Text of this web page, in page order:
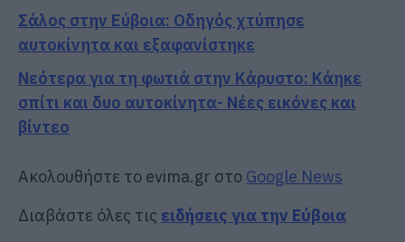
Σάλος στην Εύβοια: Οδηγός χτύπησε
αυτοκίνητα και εξαφανίστηκε
Νεότερα για τη φωτιά στην Κάρυστο: Κάηκε
σπίτι και δυο αυτοκίνητα- Νέες εικόνες και
βίντεο
Ακολουθήστε το evima.gr στο Google News
Διαβάστε όλες τις ειδήσεις για την Εύβοια